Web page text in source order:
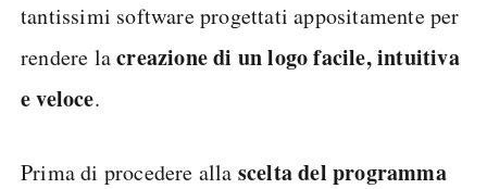
tantissimi software progettati appositamente per
rendere lacreazione di un logo facile, intuitiva
e veloce.
Prima di procedere alla scelta del programma